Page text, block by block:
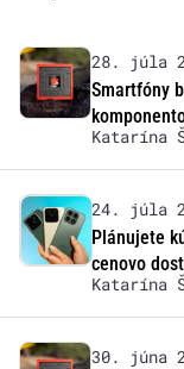
28. júla
Smartfóny
Katarína
24. júla
Plánujete
cenovo
Katarína
30. júna